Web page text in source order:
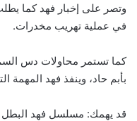
وتصر على إخبار فهد كما
في عملية تهريب مخدرات.
كما تستمر محاولات دس السم
بأبم حاد، وينفذ فهد المهمة
قد يهمك: مسلسل فهد البطل